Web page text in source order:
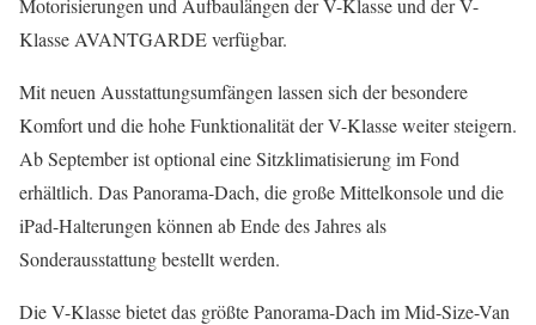
Motorisierungen und Aufbaulängen der V-Klasse und der V-
Klasse AVANTGARDE verfügbar.
Mit neuen Ausstattungsumfängen lassen sich der besondere
Komfort und die hohe Funktionalität der V-Klasse weiter steigern.
Ab September ist optional eine Sitzklimatisierung im Fond
erhältlich. Das Panorama-Dach, die große Mittelkonsole und die
iPad-Halterungen können ab Ende des Jahres als
Sonderausstattung bestellt werden.
Die V-Klasse bietet das größte Panorama-Dach im Mid-Size-Van